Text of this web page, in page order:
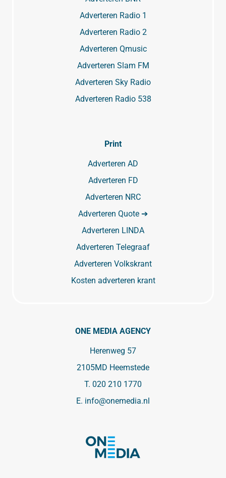
Adverteren Radio 1
Adverteren Radio 2
Adverteren Qmusic
Adverteren Slam FM
Adverteren Sky Radio
Adverteren Radio 538
Print
Adverteren AD
Adverteren FD
Adverteren NRC
Adverteren Quote ➔
Adverteren LINDA
Adverteren Telegraaf
Adverteren Volkskrant
Kosten adverteren krant
ONE MEDIA AGENCY
Herenweg 57
2105MD Heemstede
T. 020 210 1770
E. info@onemedia.nl